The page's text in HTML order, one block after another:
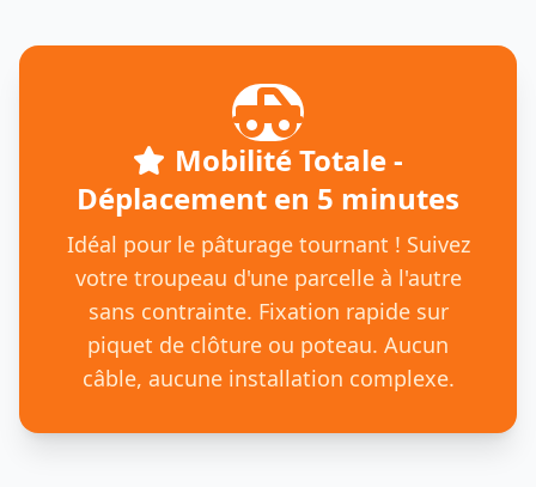
Mobilité Totale -
Déplacement en 5 minutes
Idéal pour le pâturage tournant ! Suivez
votre troupeau d'une parcelle à l'autre
sans contrainte. Fixation rapide sur
piquet de clôture ou poteau. Aucun
câble, aucune installation complexe.